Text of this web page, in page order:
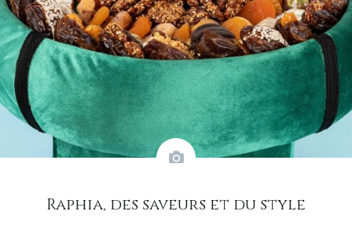
Raphia, des saveurs et du style